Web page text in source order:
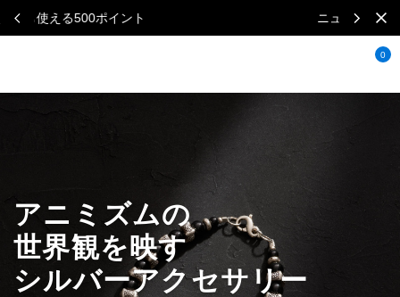
ニュースレターで毎月500円クーポン
0
アニミズムの
世界観を映す
シルバーアクセサリー